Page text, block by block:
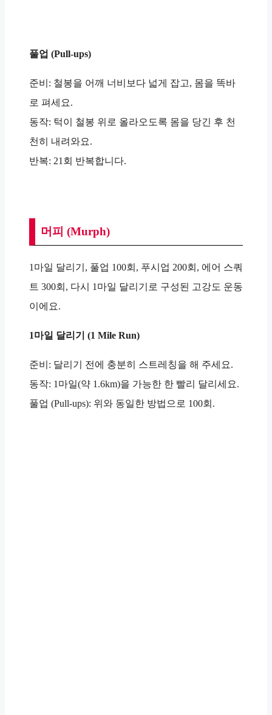
풀업 (Pull-ups)
준비: 철봉을 어깨 너비보다 넓게 잡고, 몸을 똑바
로 펴세요.
동작: 턱이 철봉 위로 올라오도록 몸을 당긴 후 천
천히 내려와요.
반복: 21회 반복합니다.
머피 (Murph)
1마일 달리기, 풀업 100회, 푸시업 200회, 에어 스쿼
트 300회, 다시 1마일 달리기로 구성된 고강도 운동
이에요.
1마일 달리기 (1 Mile Run)
준비: 달리기 전에 충분히 스트레칭을 해 주세요.
동작: 1마일(약 1.6km)을 가능한 한 빨리 달리세요.
풀업 (Pull-ups): 위와 동일한 방법으로 100회.